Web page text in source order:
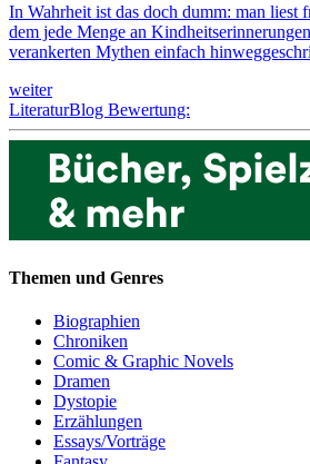
In Wahrheit ist das doch dumm: man
dem jede Menge an
verankerten Mythen einfach
weiter
LiteraturBlog Bewertung:
Themen und Genres
Biographien
Chroniken
Comic & Graphic Novels
Dramen
Dystopie
Erzählungen
Essays/Vorträge